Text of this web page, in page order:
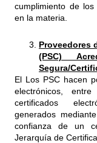
cumplimiento de
en la materia.
Proveedores
(PSC)
Segura/
El Los PSC hacen
electrónicos,
certificados
generados
confianza de un
Jerarquía de